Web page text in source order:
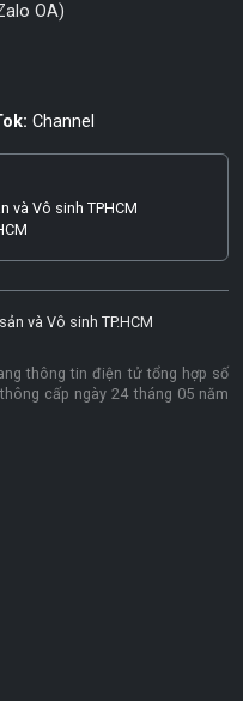
OA)
Channel
và Vô sinh TPHCM
và Vô sinh TP.HCM
thông tin điện tử tổng hợp số
cấp ngày 24 tháng 05 năm